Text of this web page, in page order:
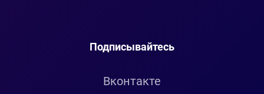
Подписывайтесь
Вконтакте